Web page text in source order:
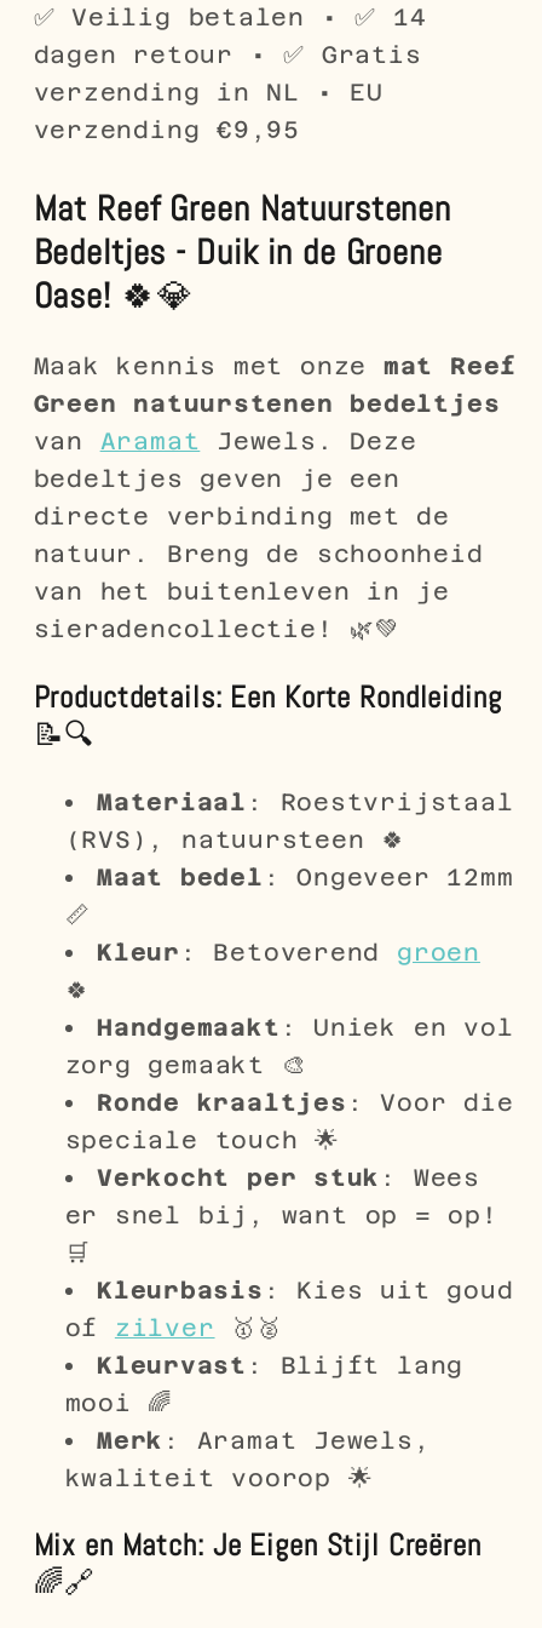
✅ Veilig betalen • ✅ 14
dagen retour • ✅ Gratis
verzending in NL • EU
verzending €9,95
Mat Reef Green Natuurstenen
Bedeltjes - Duik in de Groene
Oase! 🍀💎
Maak kennis met onze mat Reef
Green natuurstenen bedeltjes
van Aramat
Jewels. Deze
bedeltjes geven je een
directe verbinding met de
natuur. Breng de schoonheid
van het buitenleven in je
sieradencollectie! 🌿💚
Productdetails: Een Korte Rondleiding
📝🔍
Materiaal : Roestvrijstaal
(RVS), natuursteen 🍀
Maat bedel : Ongeveer 12mm
📏
Kleur : Betoverend groen
🍀
Handgemaakt : Uniek en vol
zorg gemaakt 🎨
Ronde kraaltjes : Voor die
speciale touch 🌟
Verkocht per stuk : Wees
er snel bij, want op = op!
🛒
Kleurbasis : Kies uit goud
of zilver 🥇🥈
Kleurvast : Blijft lang
mooi 🌈
Merk : Aramat Jewels,
kwaliteit voorop 🌟
Mix en Match: Je Eigen Stijl Creëren
🌈🔗